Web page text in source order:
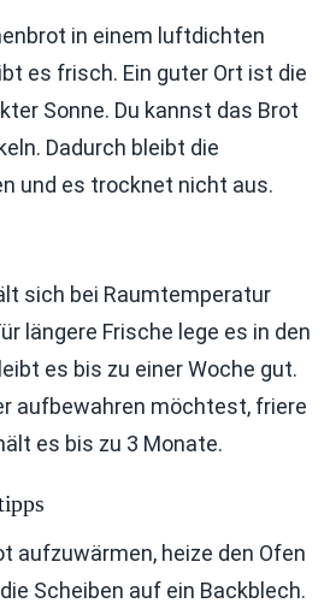
in einem luftdichten
es frisch. Ein guter Ort ist die
Sonne. Du kannst das Brot
Dadurch bleibt die
und es trocknet nicht aus.
sich bei Raumtemperatur
längere Frische lege es in den
es bis zu einer Woche gut.
aufbewahren möchtest, friere
es bis zu 3 Monate.
aufzuwärmen, heize den Ofen
Scheiben auf ein Backblech.